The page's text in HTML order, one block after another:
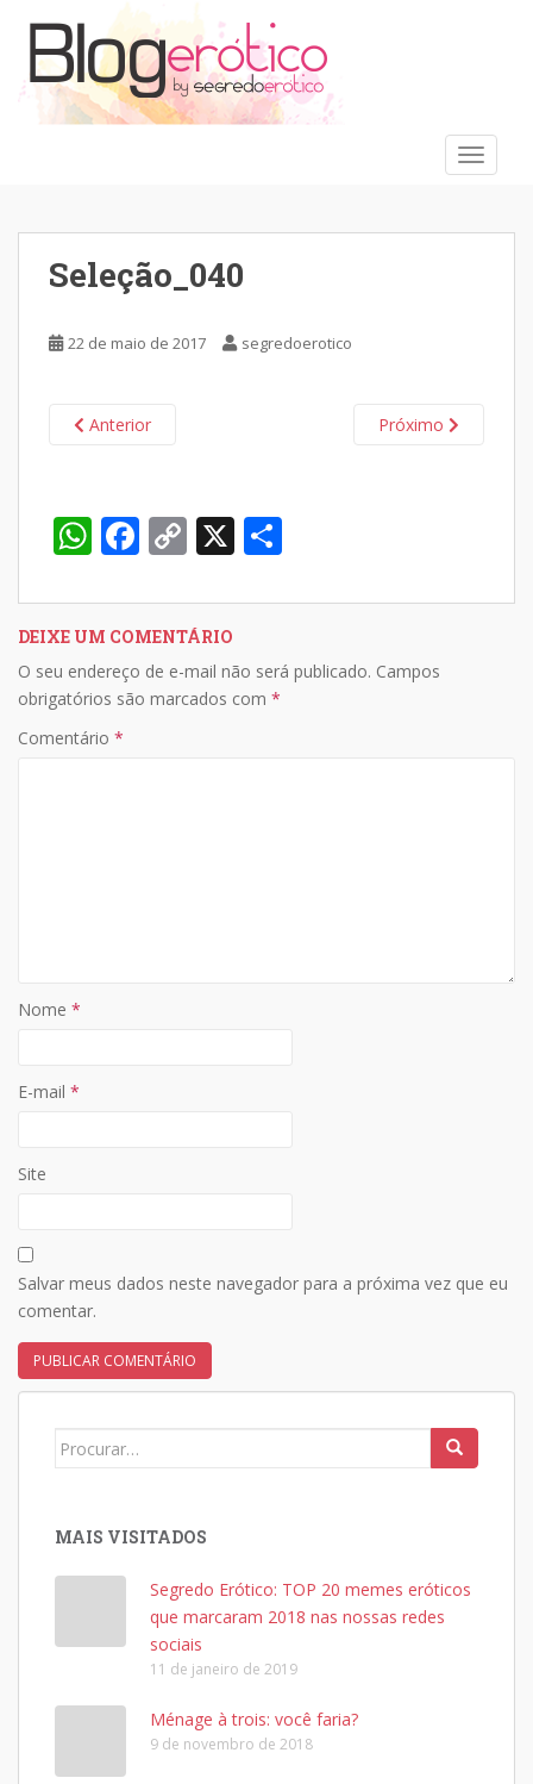
Seleção_040
22 de maio de 2017 segredoerotico
Anterior Próximo
W
at
s
A
p
F
e
b
o
C
p
y
Li
X
ar
DEIXE UM COMENTÁRIO
O seu endereço de e-mail não será publicado. Campos
obrigatórios são marcados com *
Comentário *
Nome *
E-mail *
Site
Salvar meus dados neste navegador para a próxima vez que eu
comentar.
Search
MAIS VISITADOS
Segredo Erótico: TOP 20 memes eróticos
que marcaram 2018 nas nossas redes
sociais
11 de janeiro de 2019
Ménage à trois: você faria?
9 de novembro de 2018